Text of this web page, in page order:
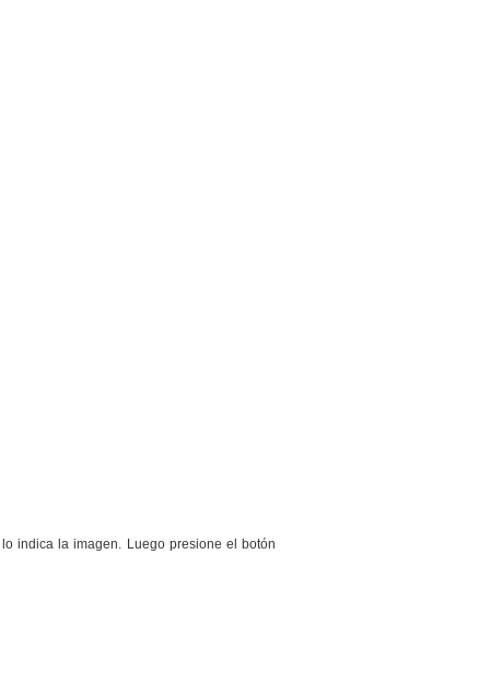
indica la imagen. Luego presione el botón